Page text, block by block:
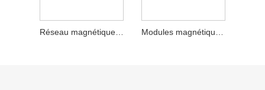
Réseau magnétique discret 10/100Base-T Modules magnétiques 100M